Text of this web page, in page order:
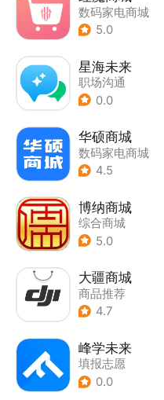
数码家电商城
5.0
星海未来
职场沟通
0.0
华硕商城
数码家电商城
4.5
博纳商城
综合商城
5.0
大疆商城
商品推荐
4.7
峰学未来
填报志愿
0.0